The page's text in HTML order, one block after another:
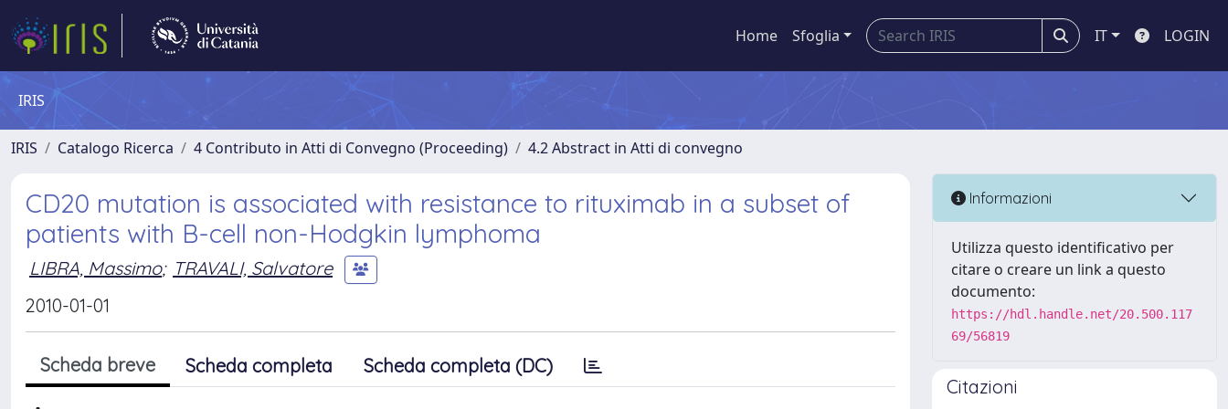
Home Sfoglia IT LOGIN
IRIS
IRIS Catalogo Ricerca 4 Contributo in Atti di Convegno (Proceeding) 4.2 Abstract in Atti di convegno
CD20 mutation is associated with resistance to rituximab in a subset of
patients with B-cell non-Hodgkin lymphoma
LIBRA, Massimo; TRAVALI, Salvatore
2010-01-01
Scheda breve Scheda completa Scheda completa (DC)
Informazioni
Utilizza questo identificativo per
citare o creare un link a questo
documento:
https://hdl.handle.net/20.500.117
69/56819
Citazioni